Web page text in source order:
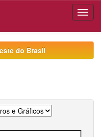
do Brasil